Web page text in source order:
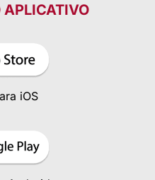
APLICATIVO
iOS